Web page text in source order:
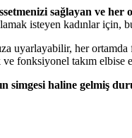
sağlayan ve
isteyen kadınlar için,
uyarlayabilir, her
fonksiyonel takım elbise
simgesi haline gelmiş